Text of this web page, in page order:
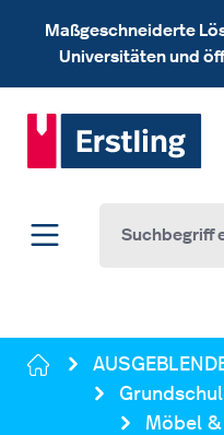
Zum Hauptinhalt springen
Maßgeschneiderte
Universitäten und
Möbel